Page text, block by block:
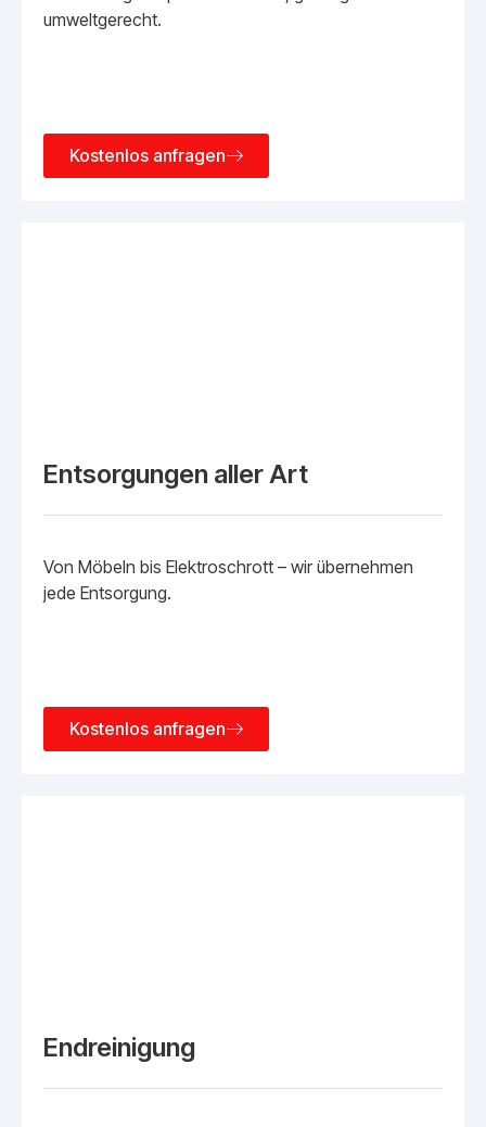
umweltgerecht.
Kostenlos anfragen
Entsorgungen aller Art
Von Möbeln bis Elektroschrott – wir übernehmen
jede Entsorgung.
Kostenlos anfragen
Endreinigung